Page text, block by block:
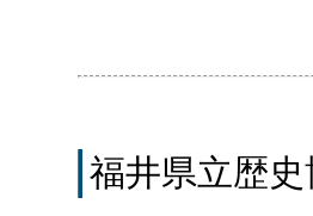
福井県立歴